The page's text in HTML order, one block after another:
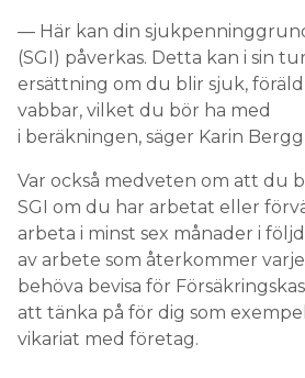
— Här kan din
(SGI) påverkas. Detta kan i sin
ersättning om du blir sjuk,
vabbar, vilket du bör ha med
i beräkningen, säger Karin
Var också medveten om att du
SGI om du har arbetat eller
arbeta i minst sex månader i
av arbete som återkommer
behöva bevisa för
att tänka på för dig som
vikariat med företag.